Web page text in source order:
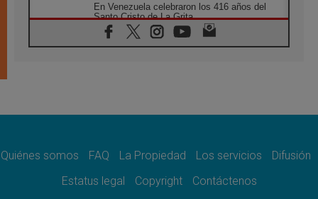
En Venezuela celebraron los 416 años del
Santo Cristo de La Grita
08.08.2026
El Papa: en Santa Ágata contemplamos la
07.08.2026
07.08.2026
crisis olvidada
Quiénes somos FAQ La Propiedad Los servicios
Difusión
Estatus legal
Copyright Contáctenos